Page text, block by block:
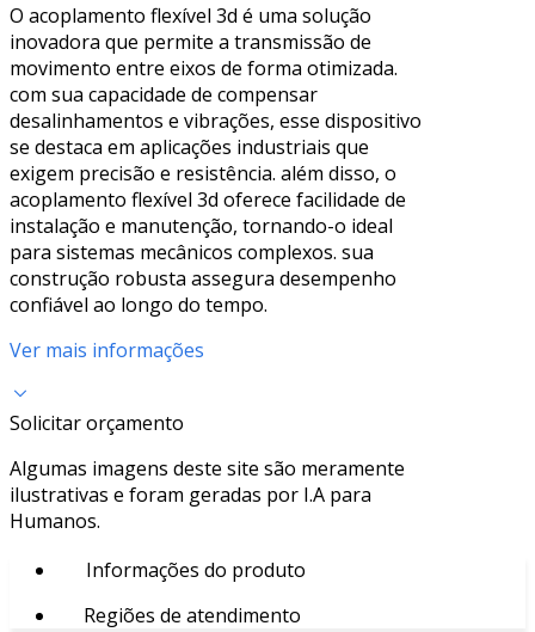
O acoplamento flexível 3d é uma solução
inovadora que permite a transmissão de
movimento entre eixos de forma otimizada.
com sua capacidade de compensar
desalinhamentos e vibrações, esse dispositivo
se destaca em aplicações industriais que
exigem precisão e resistência. além disso, o
acoplamento flexível 3d oferece facilidade de
instalação e manutenção, tornando-o ideal
para sistemas mecânicos complexos. sua
construção robusta assegura desempenho
confiável ao longo do tempo.
Ver mais informações
Solicitar orçamento
Algumas imagens deste site são meramente
ilustrativas e foram geradas por I.A para
Humanos.
Informações do produto
Regiões de atendimento